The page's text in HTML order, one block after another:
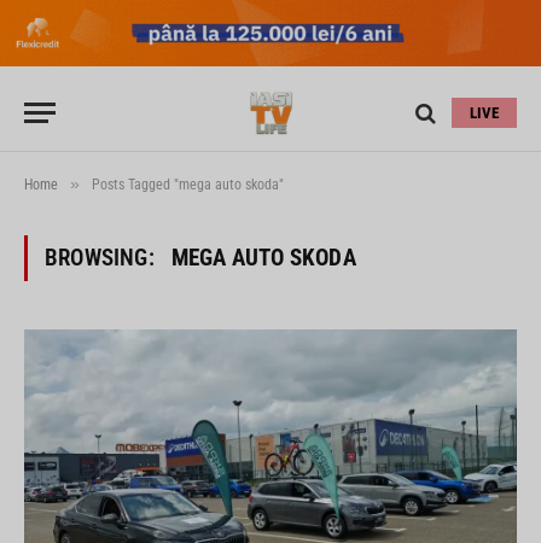
LIVE
Home » Posts Tagged "mega auto skoda"
BROWSING: MEGA AUTO SKODA